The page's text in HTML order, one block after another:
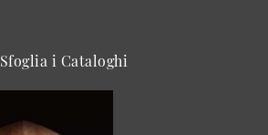
Sfoglia i Cataloghi